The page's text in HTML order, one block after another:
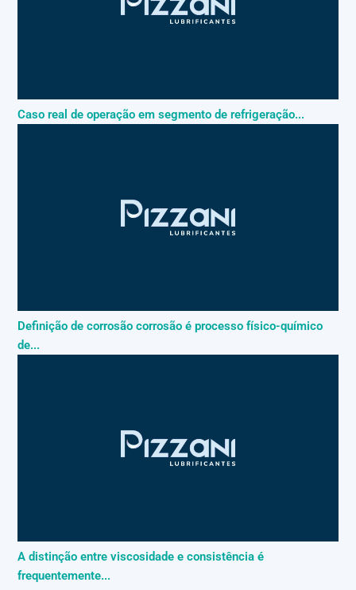
Caso real de operação em segmento de refrigeração...
Definição de corrosão corrosão é processo físico-químico
de...
A distinção entre viscosidade e consistência é
frequentemente...